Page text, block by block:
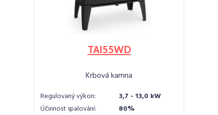
TAI55WD
Krbová kamna
Regulovaný výkon:
3,7 - 13,0 kW
Účinnost spalování:
80%